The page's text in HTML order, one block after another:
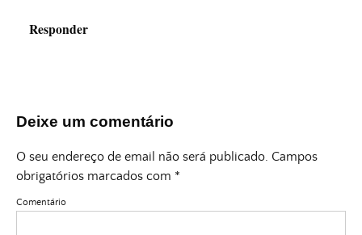
Responder
Deixe um comentário
O seu endereço de email não será publicado. Campos
obrigatórios marcados com *
Comentário